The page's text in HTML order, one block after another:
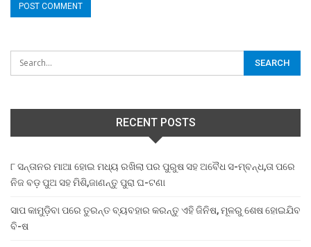
RECENT POSTS
୮ ସନ୍ତାନର ମାଆ ହୋଇ ମଧ୍ୟ ରଖିଲା ପର ପୁରୁଷ ସହ ଅବୈଧ ସ-ମ୍ବନ୍ଧ,ତା ପରେ
ନିଜ ବଡ଼ ପୁଅ ସହ ମିଶି,ଜାଣନ୍ତୁ ପୁରା ଘ-ଟଣା
ସାପ କାମୁଡ଼ିବା ପରେ ତୁରନ୍ତ ବ୍ୟବହାର କରନ୍ତୁ ଏହି ଜିନିଷ, ମୂଳରୁ ଶେଷ ହୋଇଯିବ
ବି-ଷ